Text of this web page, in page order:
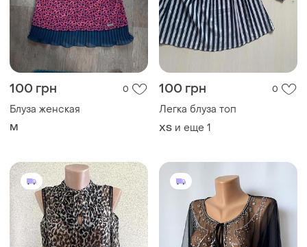
100 грн 0
Блуза женская
M
100 грн 0
Легка блуза топ
ХS и еще 1